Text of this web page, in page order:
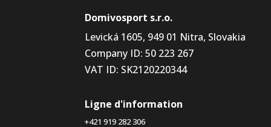
Domivosport s.r.o.
Levická 1605, 949 01 Nitra, Slovakia
Company ID: 50 223 267
VAT ID: SK2120220344
Ligne d'information
+421 919 282 306